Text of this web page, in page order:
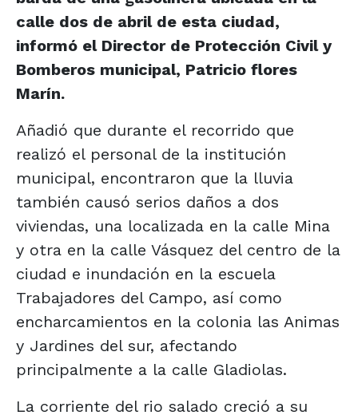
calle dos de abril de esta ciudad,
informó el Director de Protección Civil y
Bomberos municipal, Patricio flores
Marín.
Añadió que durante el recorrido que
realizó el personal de la institución
municipal, encontraron que la lluvia
también causó serios daños a dos
viviendas, una localizada en la calle Mina
y otra en la calle Vásquez del centro de la
ciudad e inundación en la escuela
Trabajadores del Campo, así como
encharcamientos en la colonia las Animas
y Jardines del sur, afectando
principalmente a la calle Gladiolas.
La corriente del rio salado creció a su